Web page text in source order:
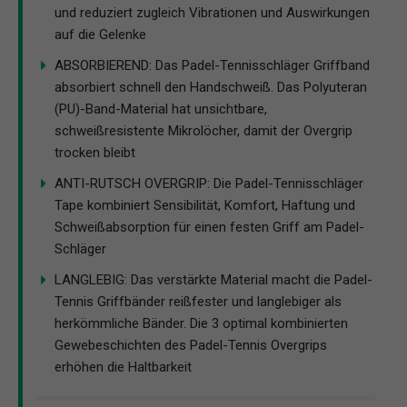
und reduziert zugleich Vibrationen und Auswirkungen
auf die Gelenke
ABSORBIEREND: Das Padel-Tennisschläger Griffband
absorbiert schnell den Handschweiß. Das Polyuteran
(PU)-Band-Material hat unsichtbare,
schweißresistente Mikrolöcher, damit der Overgrip
trocken bleibt
ANTI-RUTSCH OVERGRIP: Die Padel-Tennisschläger
Tape kombiniert Sensibilität, Komfort, Haftung und
Schweißabsorption für einen festen Griff am Padel-
Schläger
LANGLEBIG: Das verstärkte Material macht die Padel-
Tennis Griffbänder reißfester und langlebiger als
herkömmliche Bänder. Die 3 optimal kombinierten
Gewebeschichten des Padel-Tennis Overgrips
erhöhen die Haltbarkeit